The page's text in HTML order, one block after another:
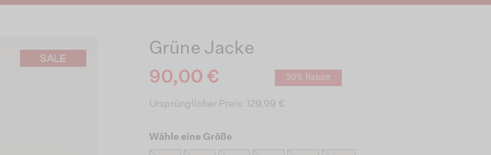
Grüne Jacke
90,00 €
30% Rabatt
Ursprünglicher Preis: 129,99 €
Wähle eine Größe